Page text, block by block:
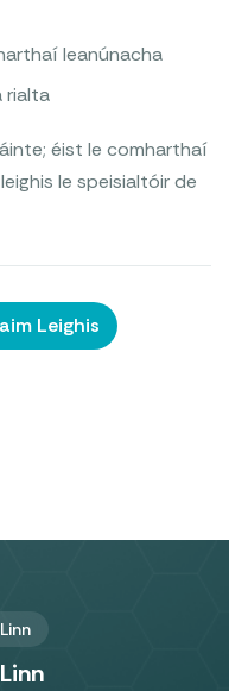
leanúnacha
rialta
éist le comharthaí
le speisialtóir de
Leighis